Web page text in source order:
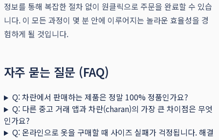
정보를 통해 복잡한 절차 없이 원클릭으로 주문을 완료할 수 있습
니다. 이 모든 과정이 몇 분 안에 이루어지는 놀라운 효율성을 경
험하게 될 것입니다.
자주 묻는 질문 (FAQ)
Q: 차란에서 판매하는 제품은 정말 100% 정품인가요?
Q: 다른 중고 거래 앱과 차란(charan)의 가장 큰 차이점은 무엇
인가요?
Q: 온라인으로 옷을 구매할 때 사이즈 실패가 걱정됩니다. 해결